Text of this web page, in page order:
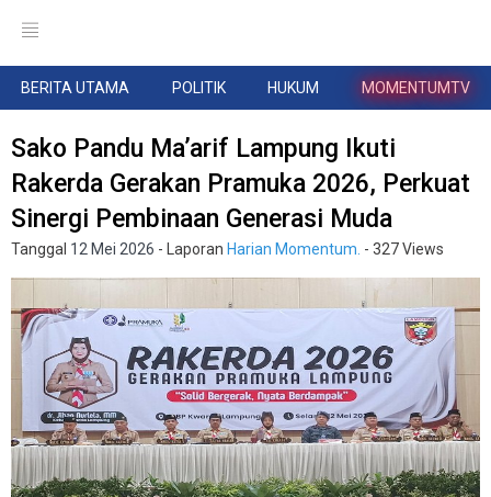
BERITA UTAMA POLITIK HUKUM MOMENTUMTV
Sako Pandu Ma’arif Lampung Ikuti
Rakerda Gerakan Pramuka 2026, Perkuat
Sinergi Pembinaan Generasi Muda
Tanggal 12 Mei 2026 - Laporan Harian Momentum. - 327 Views